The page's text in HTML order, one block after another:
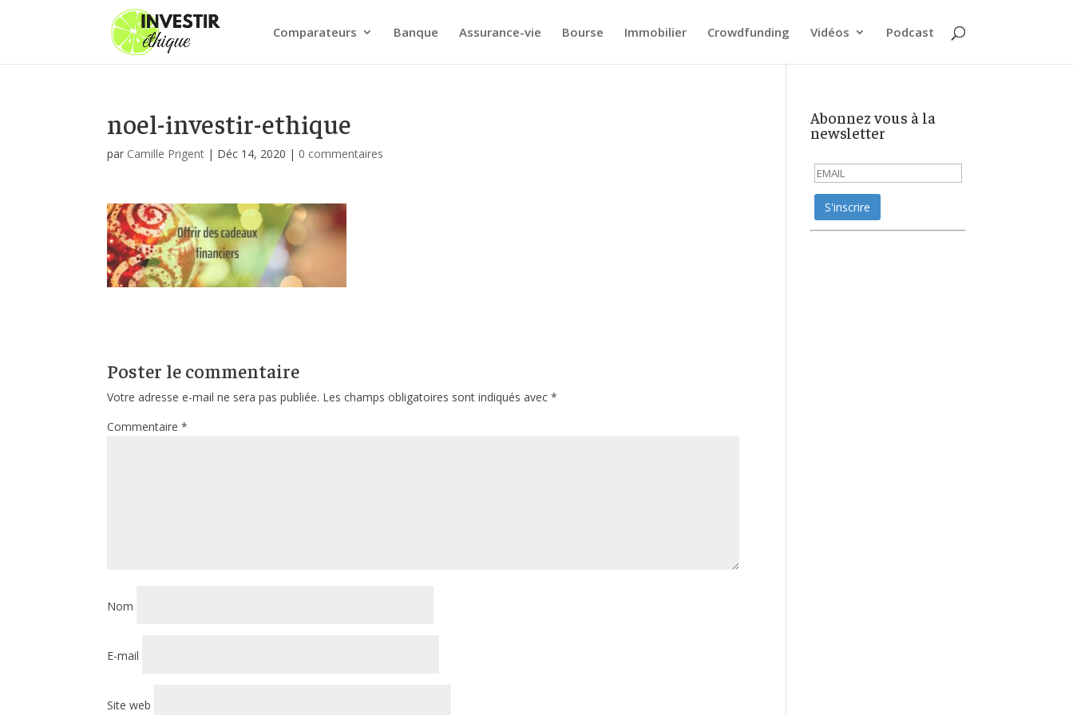
Comparateurs Banque Assurance-vie Bourse Immobilier Crowdfunding Vidéos Podcast
noel-investir-ethique
par Camille Prigent | Déc 14, 2020 | 0 commentaires
Poster le commentaire
Votre adresse e-mail ne sera pas publiée. Les champs obligatoires sont indiqués avec*
Commentaire*
Nom
E-mail
Site web
Abonnez vous à la
newsletter